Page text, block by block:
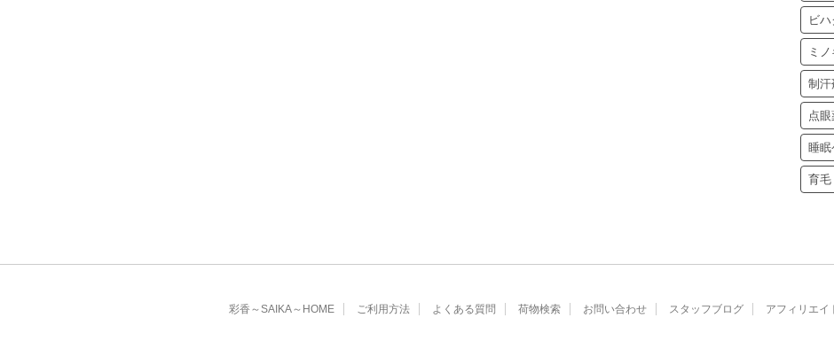
ビ
ミ
制汗
点眼
睡眠
育毛
彩香～SAIKA～HOME ご利用方法 よくある質問 荷物検索 お問い合わせ スタッフブログ アフィリエイ